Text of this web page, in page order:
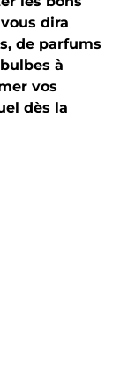
dira
de parfums
à
vos
dès la